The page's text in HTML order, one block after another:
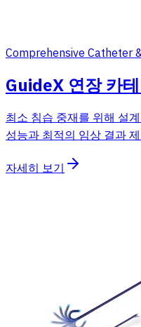
Comprehensive Catheter
GuideX 연장 카
최소 침습 중재를 위해 설
성능과 최적의 임상 결과
자세히 보기